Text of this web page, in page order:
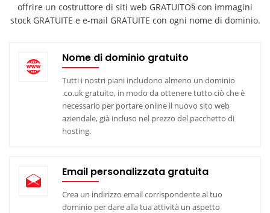
offrire un costruttore di siti web GRATUITO§ con immagini
stock GRATUITE e e-mail GRATUITE con ogni nome di dominio.
Nome di dominio gratuito
Tutti i nostri piani includono almeno un dominio
.co.uk gratuito, in modo da ottenere tutto ciò che è
necessario per portare online il nuovo sito web
aziendale, già incluso nel prezzo del pacchetto di
hosting.
Email personalizzata gratuita
Crea un indirizzo email corrispondente al tuo
dominio per dare alla tua attività un aspetto